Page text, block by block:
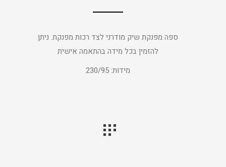
ספה מפנקת שיק מודרני לצד רכות מפנקת. ניתן
להזמין בכל מידה בהתאמה אישית
מידות: 230/95